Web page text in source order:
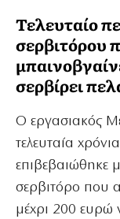
Τελευταίο
σερβιτόρου
σερβίρει
Ο εργασιακός
τελευταία
επιβεβαιώθηκε
σερβιτόρο που
μέχρι 200 ευρώ